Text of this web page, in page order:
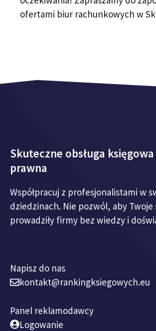
ofertami biur rachunkowych w
Skuteczne obsługa
prawna
Współpracuj z profesjonalistami w
dziedzinach. Nie pozwól, aby Twoje
prowadziły firmy bez wiedzy i
Napisz do nas
kontakt@rankingksiegowych.eu
Panel reklamodawcy
Logowanie